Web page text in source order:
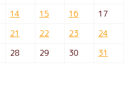
14 15 16
17
21 22 23
24
28 29 30 31